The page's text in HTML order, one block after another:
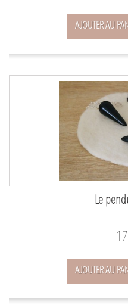
AJOUTER AU
Le
AJOUTER AU